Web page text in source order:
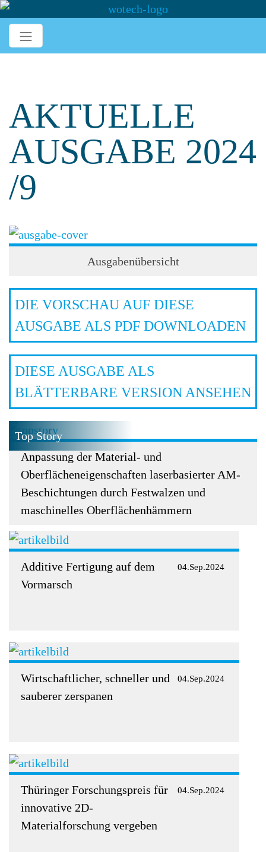
AKTUELLE
AUSGABE 2024
/9
Ausgabenübersicht
DIE VORSCHAU AUF DIESE
AUSGABE ALS PDF DOWNLOADEN
DIESE AUSGABE ALS
BLÄTTERBARE VERSION ANSEHEN
Top Story
Anpassung der Material- und
Oberflächeneigenschaften laserbasierter AM-
Beschichtungen durch Festwalzen und
maschinelles Oberflächenhämmern
04.Sep.2024
Additive Fertigung auf dem
Vormarsch
04.Sep.2024
Wirtschaftlicher, schneller und
sauberer zerspanen
04.Sep.2024
Thüringer Forschungspreis für
innovative 2D-
Materialforschung vergeben